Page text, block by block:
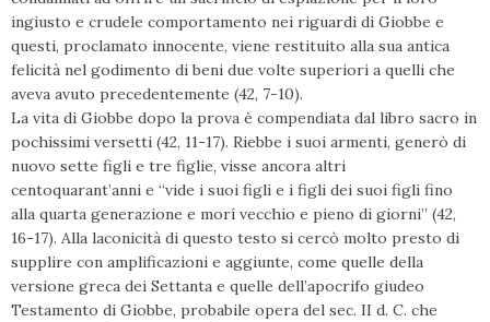
ingiusto e crudele comportamento nei riguardi di Giobbe e
questi, proclamato innocente, viene restituito alla sua antica
felicità nel godimento di beni due volte superiori a quelli che
aveva avuto precedentemente (42, 7-10).
La vita di Giobbe dopo la prova è compendiata dal libro sacro in
pochissimi versetti (42, 11-17). Riebbe i suoi armenti, generò di
nuovo sette figli e tre figlie, visse ancora altri
centoquarant’anni e “vide i suoi figli e i figli dei suoi figli fino
alla quarta generazione e morí vecchio e pieno di giorni” (42,
16-17). Alla laconicità di questo testo si cercò molto presto di
supplire con amplificazioni e aggiunte, come quelle della
versione greca dei Settanta e quelle dell’apocrifo giudeo
Testamento di Giobbe, probabile opera del sec. II d. C. che